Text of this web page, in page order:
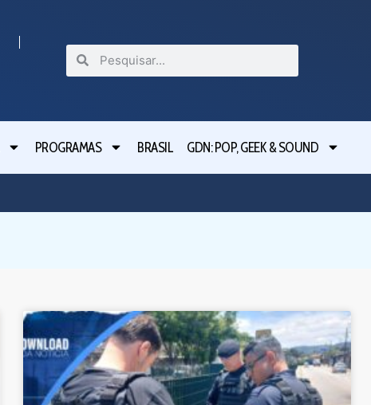
PROGRAMAS BRASIL GDN: POP, GEEK & SOUND